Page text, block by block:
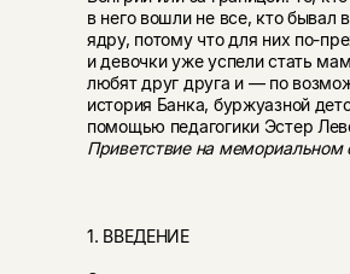
в него во­шли не все, кто бывал
ядру, потому что для них по-
и девочки уже успели стать
любят друг друга и — по
история Банка, буржуазной
помощью педагогики Эстер
Приветствие на мемориальном
1. ВВЕДЕНИЕ